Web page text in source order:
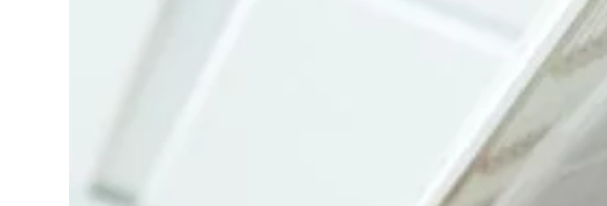
– w co warto
Każdy, kto jeździ
razu, że jednoślady
która rzutuje
Motocykliści tworzą